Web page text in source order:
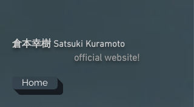
倉本幸樹 Satsuki Kuramoto
official website!
Home